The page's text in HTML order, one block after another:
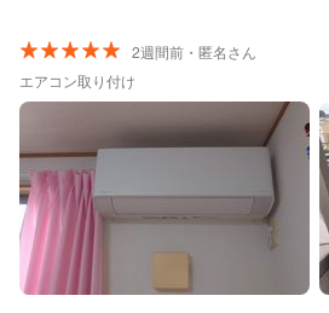
2週間前・匿名さん
エアコン取り付け